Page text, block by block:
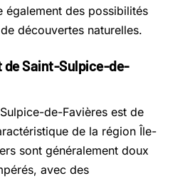
également des possibilités
découvertes naturelles.
de Saint-Sulpice-de-
de-Favières est de
de la région Île-
sont généralement doux
avec des